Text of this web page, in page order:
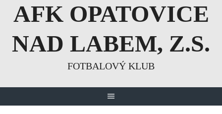
AFK OPATOVICE
NAD LABEM, Z.S.
FOTBALOVÝ KLUB